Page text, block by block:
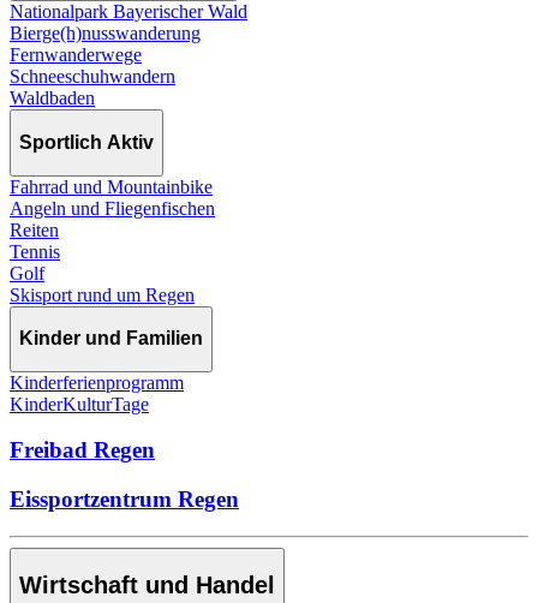
Nationalpark Bayerischer Wald
Bierge(h)nusswanderung
Fernwanderwege
Schneeschuhwandern
Waldbaden
Sportlich Aktiv
Fahrrad und Mountainbike
Angeln und Fliegenfischen
Reiten
Tennis
Golf
Skisport rund um Regen
Kinder und Familien
Kinderferienprogramm
KinderKulturTage
Freibad Regen
Eissportzentrum Regen
Wirtschaft und Handel